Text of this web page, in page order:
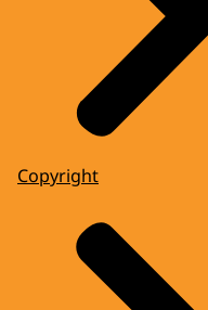
Copyright